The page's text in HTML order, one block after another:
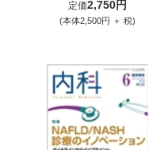
定価2,750円
(本体2,500円 ＋ 税)